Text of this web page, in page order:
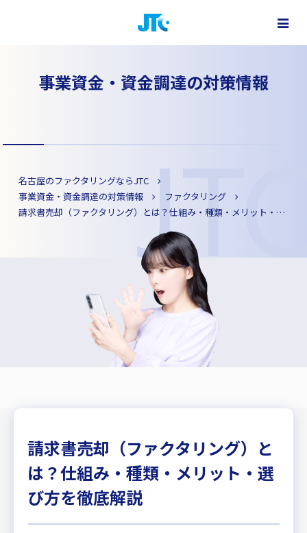
株式会社 JTC - 名古屋・大阪・東京をはじめ全国対応
事業資金・資金調達の対策情報
名古屋のファクタリングならJTC
事業資金・資金調達の対策情報
ファクタリング
請求書売却（ファクタリング）とは？仕組み・種類・メリット・選び方を徹底解説
請求書売却（ファクタリング）と
は？仕組み・種類・メリット・選
び方を徹底解説